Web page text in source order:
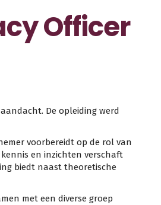
Officer
De opleiding werd
voorbereidt op de rol van
en inzichten verschaft
biedt naast theoretische
met een diverse groep